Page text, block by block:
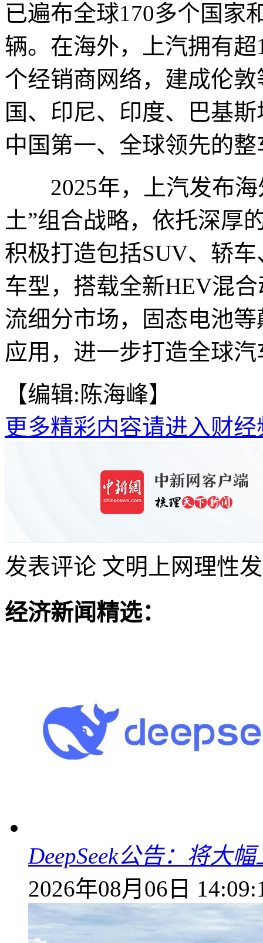
已遍布全球170多个国家
辆。在海外，上汽拥有
个经销商网络，建成伦
国、印尼、印度、巴基
中国第一、全球领先的
2025年，上汽发布海
土”组合战略，依托深厚
积极打造包括SUV、轿
车型，搭载全新HEV混
流细分市场，固态电池
应用，进一步打造全球
【编辑:陈海峰】
更多精彩内容请进入财经
发表评论 文明上网理性
经济新闻精选：
DeepSeek公告：将大
2026年08月06日